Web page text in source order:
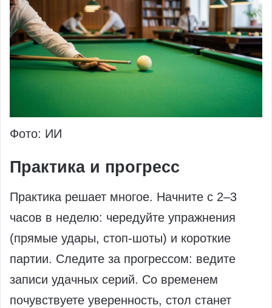
Фото: ИИ
Практика и прогресс
Практика решает многое. Начните с 2–3
часов в неделю: чередуйте упражнения
(прямые удары, стоп-шоты) и короткие
партии. Следите за прогрессом: ведите
записи удачных серий. Со временем
почувствуете уверенность, стол станет